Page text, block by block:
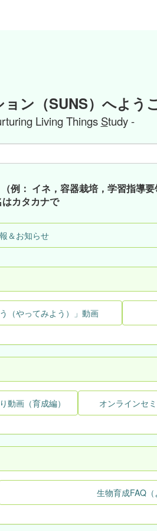
ン（SUNS）へよう
Living Things Study -
例： イネ，容器栽培，学習指導要
はカタカナで
＆お知らせ
（やってみよう）」動画
動画（育成編） オンラインセ
生物育成FAQ（